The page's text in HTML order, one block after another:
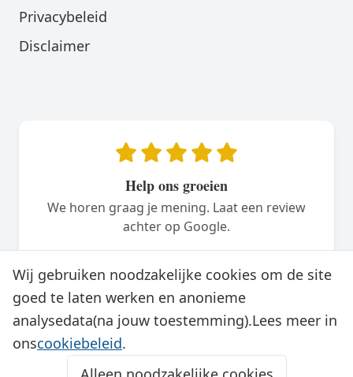
Privacybeleid
Disclaimer
Help ons groeien
We horen graag je mening. Laat een review
achter op Google.
Wij gebruiken noodzakelijke cookies om de site
goed te laten werken en anonieme
analysedata(na jouw toestemming).Lees meer in
onscookiebeleid.